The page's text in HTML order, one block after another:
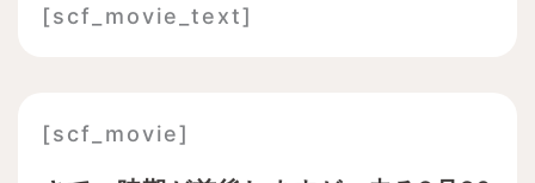
[scf_movie_text]
[scf_movie]